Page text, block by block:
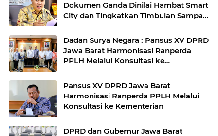
Dokumen Ganda Dinilai Hambat Smart
City dan Tingkatkan Timbulan Sampah
Dadan Surya Negara : Pansus XV DPRD
Jawa Barat Harmonisasi Ranperda
PPLH Melalui Konsultasi ke
Pansus XV DPRD Jawa Barat
Harmonisasi Ranperda PPLH Melalui
Konsultasi ke Kementerian
DPRD dan Gubernur Jawa Barat